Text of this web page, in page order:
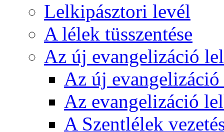
Lelkipásztori levél
A lélek tüsszentése
Az új evangelizáció
Az új
Az evangelizáció
A Szentlélek